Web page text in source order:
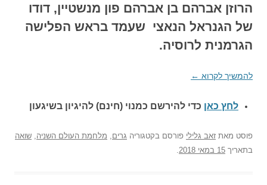
הרוזן אברהם בן אברהם פון מנשטיין, דודו
של הגנראל הנאצי שעמד בראש הפלישה
הגרמנית לרוסיה.
להמשיך לקרוא←
לחץ כאן כדי להירשם כ מנוי (חינם) להיגיון בשיגעון
פוסטמאתזאב גליליפורסם בקטגוריהגרים, מלחמת העולם השניה, שואה
בתאריך15 במאי 2018 .